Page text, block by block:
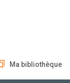
Ma bibliothèque